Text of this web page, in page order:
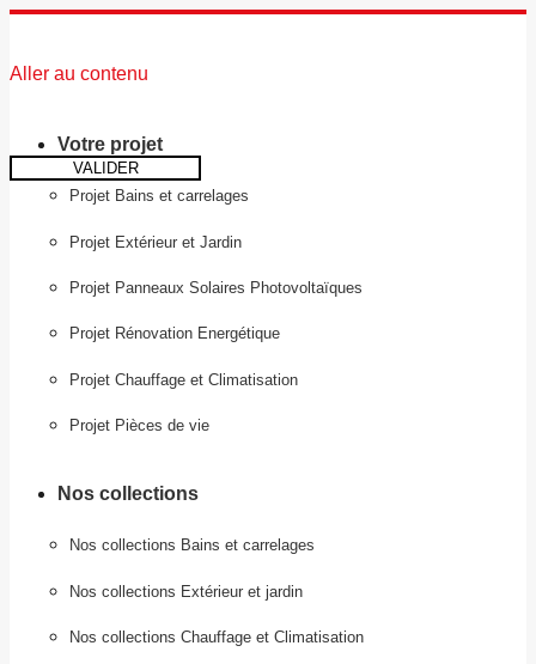
Aller au contenu
Votre projet
Projet Bains et carrelages
Projet Extérieur et Jardin
Projet Panneaux Solaires Photovoltaïques
Projet Rénovation Energétique
Projet Chauffage et Climatisation
Projet Pièces de vie
Nos collections
Nos collections Bains et carrelages
Nos collections Extérieur et jardin
Nos collections Chauffage et Climatisation
VALIDER